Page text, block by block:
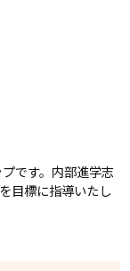
です。内部進学志
目標に指導いたし